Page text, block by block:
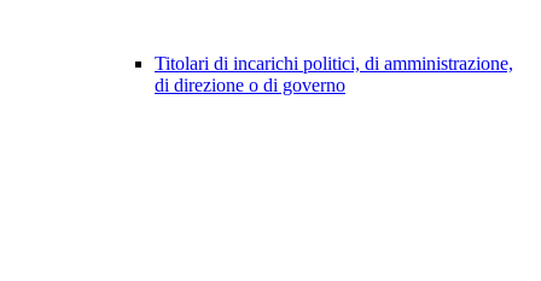
Titolari di incarichi politici, di amministrazione,
di direzione o di governo